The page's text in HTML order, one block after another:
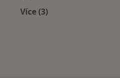
Více (3)